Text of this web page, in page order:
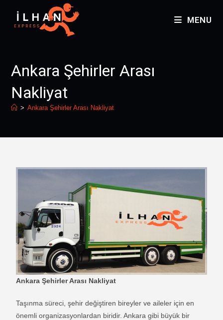
MENU
Ankara Şehirler Arası
Nakliyat
> Ankara Şehirler Arası Nakliyat
Ankara Şehirler Arası Nakliyat
Taşınma süreci, şehir değiştiren bireyler ve aileler için en
önemli organizasyonlardan biridir. Ankara gibi büyük bir